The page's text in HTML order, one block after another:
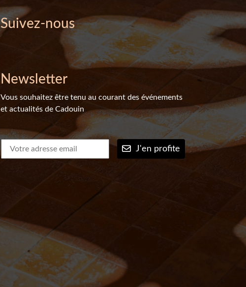
Suivez-nous
Newsletter
Vous souhaitez être tenu au courant des événements
et actualités de Cadouin
J'en profite